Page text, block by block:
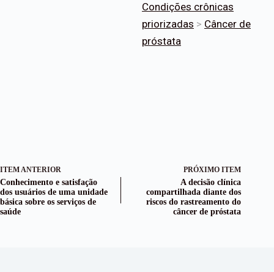
Condições crônicas
priorizadas > Câncer de
próstata
ITEM ANTERIOR
Conhecimento e satisfação
dos usuários de uma unidade
básica sobre os serviços de
saúde
PRÓXIMO ITEM
A decisão clínica
compartilhada diante dos
riscos do rastreamento do
câncer de próstata